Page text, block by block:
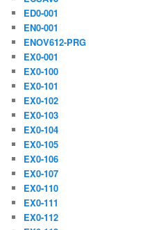
ED0-001
EN0-001
ENOV612-PRG
EX0-001
EX0-100
EX0-101
EX0-102
EX0-103
EX0-104
EX0-105
EX0-106
EX0-107
EX0-110
EX0-111
EX0-112